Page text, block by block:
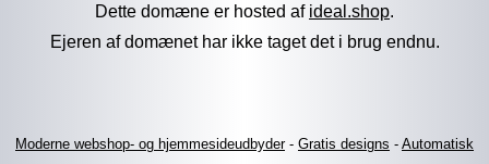
Dette domæne er hosted af ideal.shop.
Ejeren af domænet har ikke taget det i brug endnu.
Moderne webshop- og hjemmesideudbyder- Gratis designs - Automatisk